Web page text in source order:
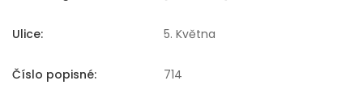
Ulice: 5. Května
Číslo popisné: 714